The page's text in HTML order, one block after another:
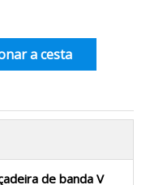
a cesta
de banda V